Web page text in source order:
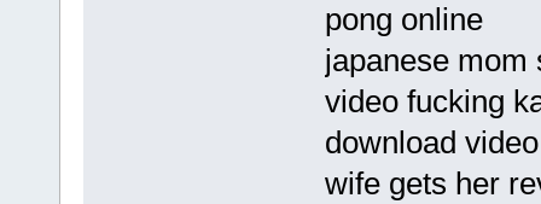
pong online
japanese mom
video fucking
download
wife gets her